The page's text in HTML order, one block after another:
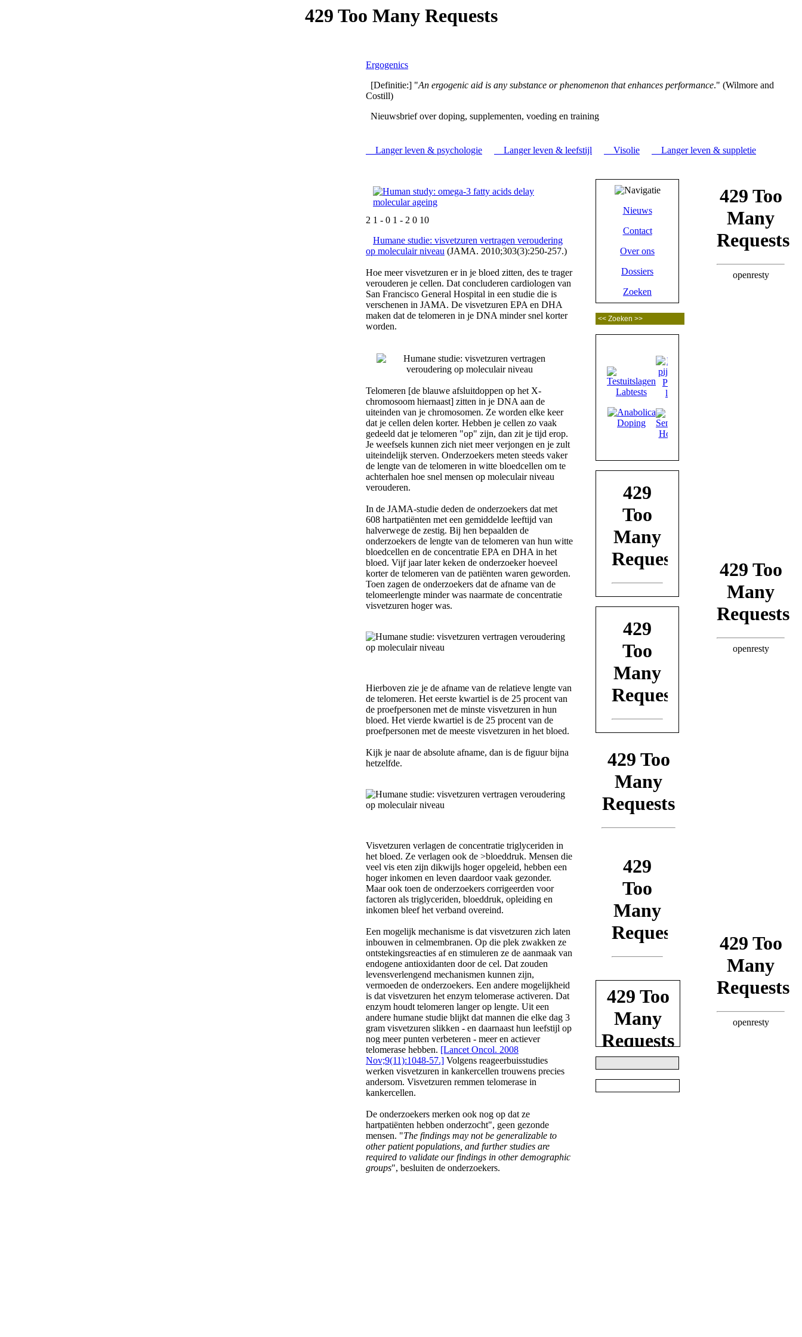
Ergogenics
[Definitie:] "An ergogenic aid is any substance or phenomenon that enhances performance." (Wilmore and
Costill)
Nieuwsbrief over doping, supplementen, voeding en training
Langer leven & psychologie Langer leven & leefstijl Visolie Langer leven & suppletie
2 1 - 0 1 - 2 0 10
Humane studie: visvetzuren vertragen veroudering
op moleculair niveau (JAMA. 2010;303(3):250-257.)
Hoe meer visvetzuren er in je bloed zitten, des te trager
verouderen je cellen. Dat concluderen cardiologen van
San Francisco General Hospital in een studie die is
verschenen in JAMA. De visvetzuren EPA en DHA
maken dat de telomeren in je DNA minder snel korter
worden.
Telomeren [de blauwe afsluitdoppen op het X-
chromosoom hiernaast] zitten in je DNA aan de
uiteinden van je chromosomen. Ze worden elke keer
dat je cellen delen korter. Hebben je cellen zo vaak
gedeeld dat je telomeren "op" zijn, dan zit je tijd erop.
Je weefsels kunnen zich niet meer verjongen en je zult
uiteindelijk sterven. Onderzoekers meten steeds vaker
de lengte van de telomeren in witte bloedcellen om te
achterhalen hoe snel mensen op moleculair niveau
verouderen.
In de JAMA-studie deden de onderzoekers dat met
608 hartpatiënten met een gemiddelde leeftijd van
halverwege de zestig. Bij hen bepaalden de
onderzoekers de lengte van de telomeren van hun witte
bloedcellen en de concentratie EPA en DHA in het
bloed. Vijf jaar later keken de onderzoeker hoeveel
korter de telomeren van de patiënten waren geworden.
Toen zagen de onderzoekers dat de afname van de
telomeerlengte minder was naarmate de concentratie
visvetzuren hoger was.
Hierboven zie je de afname van de relatieve lengte van
de telomeren. Het eerste kwartiel is de 25 procent van
de proefpersonen met de minste visvetzuren in hun
bloed. Het vierde kwartiel is de 25 procent van de
proefpersonen met de meeste visvetzuren in het bloed.
Kijk je naar de absolute afname, dan is de figuur bijna
hetzelfde.
Visvetzuren verlagen de concentratie triglyceriden in
het bloed. Ze verlagen ook de >bloeddruk. Mensen die
veel vis eten zijn dikwijls hoger opgeleid, hebben een
hoger inkomen en leven daardoor vaak gezonder.
Maar ook toen de onderzoekers corrigeerden voor
factoren als triglyceriden, bloeddruk, opleiding en
inkomen bleef het verband overeind.
Een mogelijk mechanisme is dat visvetzuren zich laten
inbouwen in celmembranen. Op die plek zwakken ze
ontstekingsreacties af en stimuleren ze de aanmaak van
endogene antioxidanten door de cel. Dat zouden
levensverlengend mechanismen kunnen zijn,
vermoeden de onderzoekers. Een andere mogelijkheid
is dat visvetzuren het enzym telomerase activeren. Dat
enzym houdt telomeren langer op lengte. Uit een
andere humane studie blijkt dat mannen die elke dag 3
gram visvetzuren slikken - en daarnaast hun leefstijl op
nog meer punten verbeteren - meer en actiever
telomerase hebben. [Lancet Oncol. 2008
Nov;9(11):1048-57.] Volgens reageerbuisstudies
werken visvetzuren in kankercellen trouwens precies
andersom. Visvetzuren remmen telomerase in
kankercellen.
De onderzoekers merken ook nog op dat ze
hartpatiënten hebben onderzocht", geen gezonde
mensen. "The findings may not be generalizable to
other patient populations, and further studies are
required to validate our findings in other demographic
groups", besluiten de onderzoekers.
Nieuws
Contact
Over ons
Dossiers
Zoeken